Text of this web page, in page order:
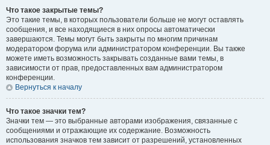
Что такое закрытые темы?
Это такие темы, в которых пользователи больше не могут оставлять
сообщения, и все находящиеся в них опросы автоматически
завершаются. Темы могут быть закрыты по многим причинам
модератором форума или администратором конференции. Вы также
можете иметь возможность закрывать созданные вами темы, в
зависимости от прав, предоставленных вам администратором
конференции.
Вернуться к началу
Что такое значки тем?
Значки тем — это выбранные авторами изображения, связанные с
сообщениями и отражающие их содержание. Возможность
использования значков тем зависит от разрешений, установленных